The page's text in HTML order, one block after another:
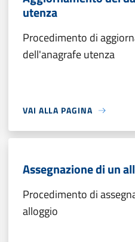
utenza
Procedimento di
dell'anagrafe utenza
VAI ALLA PAGINA
Assegnazione di un
Procedimento di
alloggio